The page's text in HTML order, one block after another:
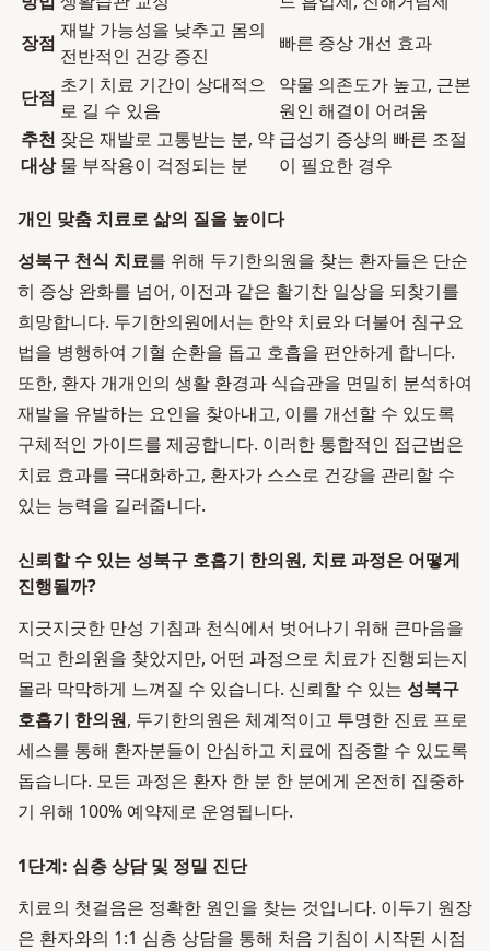
장점
재발 가능성을 낮추고 몸의
전반적인 건강 증진
빠른 증상 개선 효과
단점
초기 치료 기간이 상대적으
로 길 수 있음
약물 의존도가 높고, 근본
원인 해결이 어려움
추천
대상
잦은 재발로 고통받는 분, 약
물 부작용이 걱정되는 분
급성기 증상의 빠른 조절
이 필요한 경우
개인 맞춤 치료로 삶의 질을 높이다
성북구 천식 치료를 위해 두기한의원을 찾는 환자들은 단순
히 증상 완화를 넘어, 이전과 같은 활기찬 일상을 되찾기를
희망합니다. 두기한의원에서는 한약 치료와 더불어 침구요
법을 병행하여 기혈 순환을 돕고 호흡을 편안하게 합니다.
또한, 환자 개개인의 생활 환경과 식습관을 면밀히 분석하여
재발을 유발하는 요인을 찾아내고, 이를 개선할 수 있도록
구체적인 가이드를 제공합니다. 이러한 통합적인 접근법은
치료 효과를 극대화하고, 환자가 스스로 건강을 관리할 수
있는 능력을 길러줍니다.
신뢰할 수 있는 성북구 호흡기 한의원, 치료 과정은 어떻게
진행될까?
지긋지긋한 만성 기침과 천식에서 벗어나기 위해 큰마음을
먹고 한의원을 찾았지만, 어떤 과정으로 치료가 진행되는지
몰라 막막하게 느껴질 수 있습니다. 신뢰할 수 있는 성북구
호흡기 한의원, 두기한의원은 체계적이고 투명한 진료 프로
세스를 통해 환자분들이 안심하고 치료에 집중할 수 있도록
돕습니다. 모든 과정은 환자 한 분 한 분에게 온전히 집중하
기 위해 100% 예약제로 운영됩니다.
1단계: 심층 상담 및 정밀 진단
치료의 첫걸음은 정확한 원인을 찾는 것입니다. 이두기 원장
은 환자와의 1:1 심층 상담을 통해 처음 기침이 시작된 시점